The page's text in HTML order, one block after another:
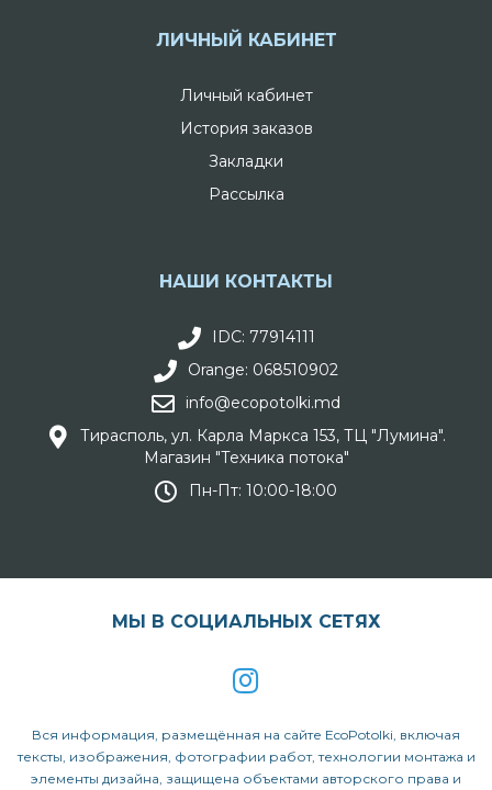
ЛИЧНЫЙ КАБИНЕТ
Личный кабинет
История заказов
Закладки
Рассылка
НАШИ КОНТАКТЫ
IDC: 77914111
Orange: 068510902
info@ecopotolki.md
Тирасполь, ул. Карла Маркса 153, ТЦ "Лумина".
Магазин "Техника потока"
Пн-Пт: 10:00-18:00
МЫ В СОЦИАЛЬНЫХ СЕТЯХ
Вся информация, размещённая на сайте EcoPotolki, включая
тексты, изображения, фотографии работ, технологии монтажа и
элементы дизайна, защищена объектами авторского права и